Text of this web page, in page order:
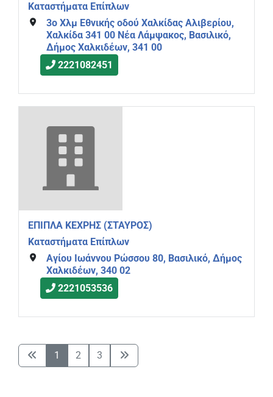
Καταστήματα Επίπλων
3ο Χλμ Εθνικής οδού Χαλκίδας Αλιβερίου,
Χαλκίδα 341 00 Νέα Λάμψακος, Βασιλικό,
Δήμος Χαλκιδέων, 341 00
2221082451
ΕΠΙΠΛΑ ΚΕΧΡΗΣ (ΣΤΑΥΡΟΣ)
Καταστήματα Επίπλων
Αγίου Ιωάννου Ρώσσου 80, Βασιλικό, Δήμος
Χαλκιδέων, 340 02
2221053536
1 2 3